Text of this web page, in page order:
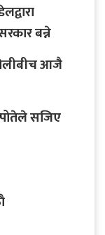
बन्ने
आजै
सजिए